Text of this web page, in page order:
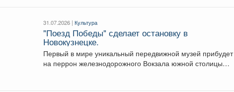
31.07.2026 | Культура
"Поезд Победы" сделает остановку в
Новокузнецке.
Первый в мире уникальный передвижной музей прибудет
на перрон железнодорожного Вокзала южной столицы